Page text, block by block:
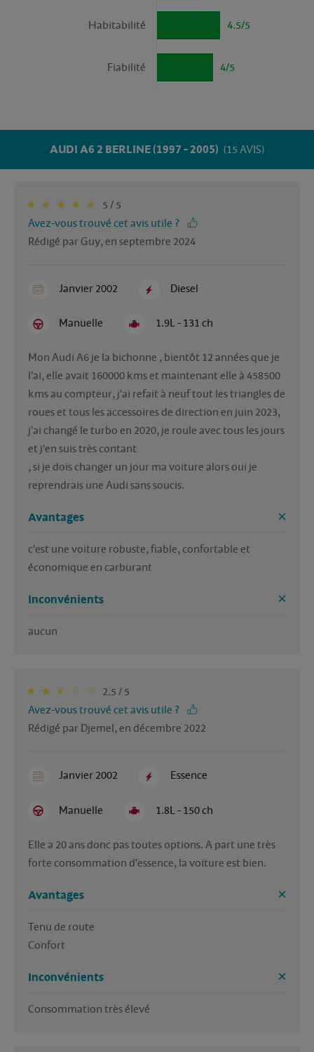
4.5/5
Habitabilité
4/5
Fiabilité
AUDI A6 2 BERLINE (1997 - 2005) (15 AVIS)
5 / 5
Avez-vous trouvé cet avis utile ?
Rédigé par Guy, en septembre 2024
Janvier 2002 Diesel
Manuelle 1.9L - 131 ch
Mon Audi A6 je la bichonne , bientôt 12 années que je
l'ai, elle avait 160000 kms et maintenant elle à 458500
kms au compteur, j'ai refait à neuf tout les triangles de
roues et tous les accessoires de direction en juin 2023,
j'ai changé le turbo en 2020, je roule avec tous les jours
et j'en suis très contant
, si je dois changer un jour ma voiture alors oui je
reprendrais une Audi sans soucis.
Avantages
c'est une voiture robuste, fiable, confortable et
économique en carburant
Inconvénients
aucun
2.5 / 5
Avez-vous trouvé cet avis utile ?
Rédigé par Djemel, en décembre 2022
Janvier 2002 Essence
Manuelle 1.8L - 150 ch
Elle a 20 ans donc pas toutes options. A part une très
forte consommation d'essence, la voiture est bien.
Avantages
Tenu de route
Confort
Inconvénients
Consommation très élevé